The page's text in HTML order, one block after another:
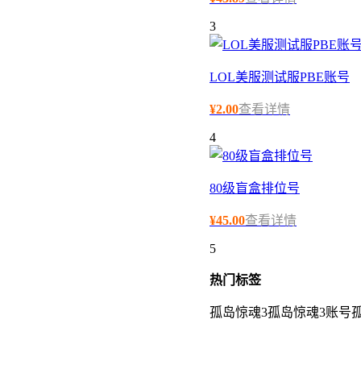
3
LOL美服测试服PBE账号
¥2.00查看详情
4
80级盲盒排位号
¥45.00查看详情
5
热门 标签
孤岛惊魂3孤岛惊魂3账号